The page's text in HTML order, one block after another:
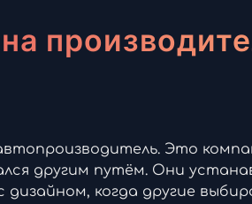
Это
другим путём. Они
когда другие